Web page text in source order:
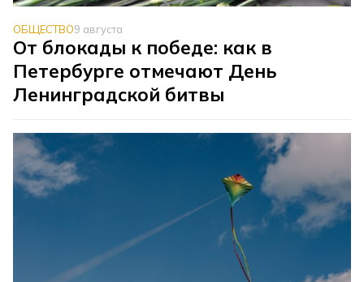
ОБЩЕСТВО9 августа
От блокады к победе: как в
Петербурге отмечают День
Ленинградской битвы